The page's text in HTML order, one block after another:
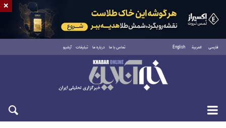
فارسی العربية English تماس با ما درباره ما تبلیغات آرشیو
شنبه ۱۷ مرداد ۱۴۰۵
×